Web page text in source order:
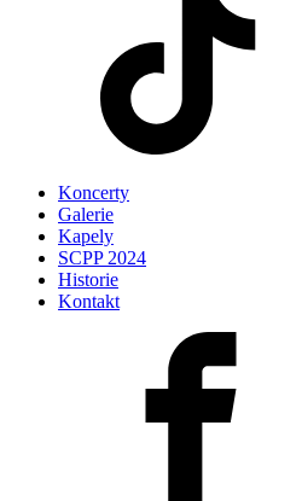
Koncerty
Galerie
Kapely
SCPP 2024
Historie
Kontakt